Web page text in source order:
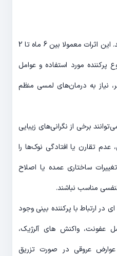
1. پرکننده های بینی دائمی نیستند. این اثرات معمولا بین 6 ماه تا 2
مورد استفاده و عوامل
نیاز به درمان‌های لمسی منظم
برخی از نگرانی‌های زیبایی
عدم تقارن یا افتادگی نوک‌ها را
ساختاری عمده یا اصلاح
مناسب نباشند.
در ارتباط با پرکننده بینی وجود
عفونت، واکنش های آلرژیک،
عوارض عروقی در صورت تزریق